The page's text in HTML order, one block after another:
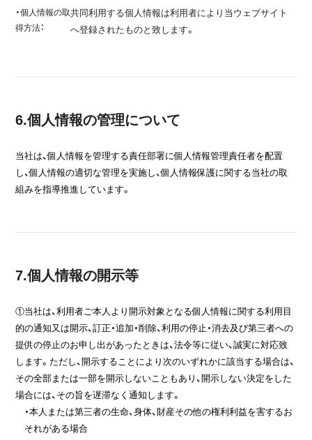
・個人情報の取
得方法：
共同利用する個人情報は利用者により当ウェブサイト
へ登録されたものと致します。
6.個人情報の管理について
当社は、個人情報を管理する責任部署に個人情報管理責任者を配置
し、個人情報の適切な管理を実施し、個人情報保護に関する当社の取
組みを指導推進しています。
7.個人情報の開示等
①当社は、利用者ご本人より開示対象となる個人情報に関する利用目
的の通知又は開示、訂正・追加・削除、利用の停止・消去及び第三者への
提供の停止のお申し出があったときは、法令等に従い、誠実に対応致
します。ただし、開示することにより次のいずれかに該当する場合は、
その全部または一部を開示しないこともあり、開示しない決定をした
場合には、その旨を遅滞なく通知します。
・本人または第三者の生命、身体、財産その他の権利利益を害するお
それがある場合